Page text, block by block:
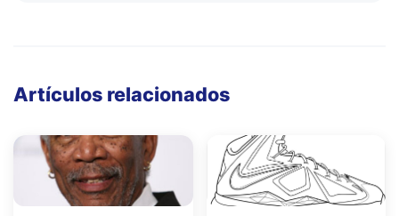
Artículos relacionados